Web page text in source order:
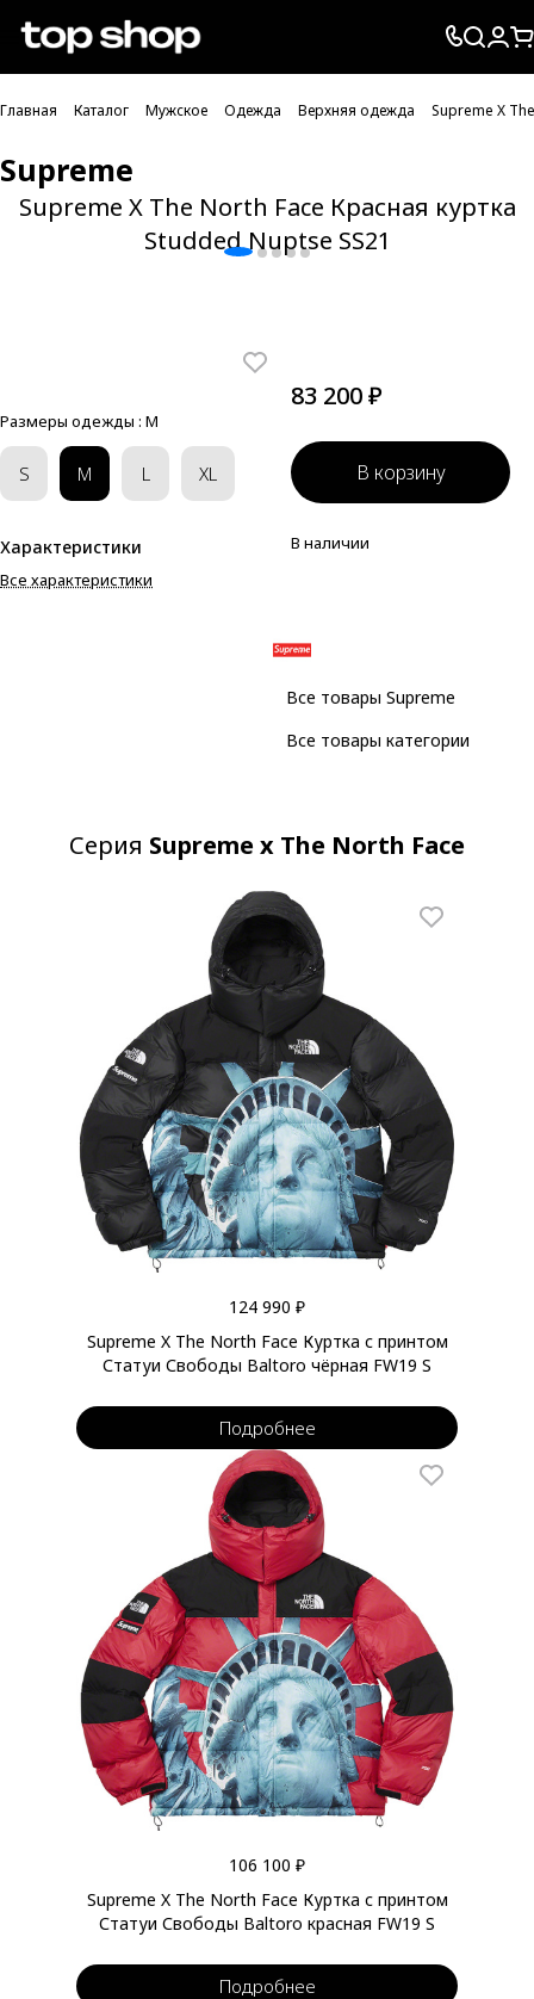
Проверка хлебных крошек
Главная Каталог Мужское Одежда Верхняя одежда Supreme X
Supreme
Supreme X The North Face Красная куртка
Studded Nuptse SS21
Размеры одежды : M
S M L XL
Характеристики
Все характеристики
83 200 ₽
В корзину
В наличии
Все товары Supreme
Все товары категории
Серия Supreme x The North Face
124 990 ₽
Supreme X The North Face Куртка с принтом
Статуи Свободы Baltoro чёрная FW19 S
Подробнее
106 100 ₽
Supreme X The North Face Куртка с принтом
Статуи Свободы Baltoro красная FW19 S
Подробнее